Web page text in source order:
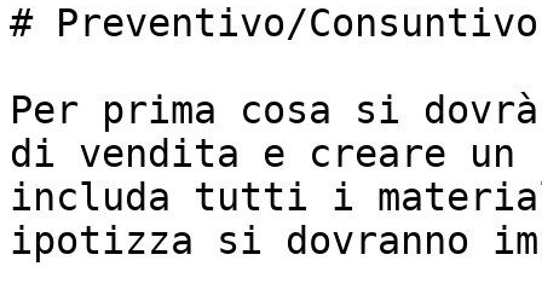
# Preventivo/Consuntivo
Per prima cosa si
di vendita e creare un
includa tutti i
ipotizza si dovranno